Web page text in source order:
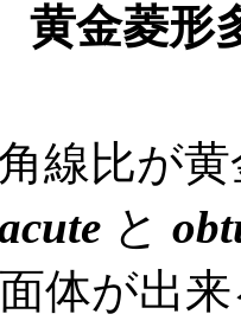
金菱形
線比が黄
と
体が出